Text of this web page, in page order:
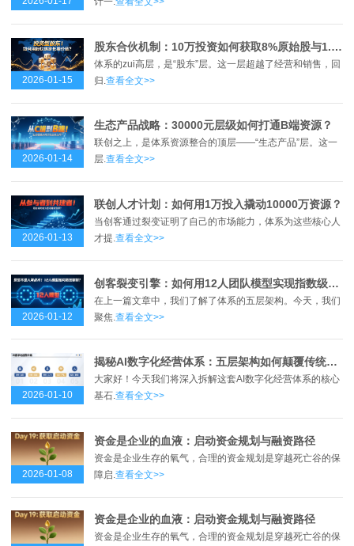
2026-01-15
股东合伙机制：10万投资如何获取8%原始股与1.2倍回报？
体系的zui高层，是“股东”层。这一层超越了经营和销售，回
归. 查看全文>>
2026-01-14
生态产品战略：30000元层级如何打通B端资源？
联创之上，是体系资源整合的顶层——“生态产品”层。这一
层.查看全文>>
2026-01-13
联创人才计划：如何用1万投入撬动10000万资源？
当创客通过裂变证明了自己的市场能力，体系为这些核心人
才提.查看全文>>
2026-01-12
创客裂变引擎：如何用12人团队模型实现指数级增长？
在上一篇文章中，我们了解了体系的五层架构。今天，我们
聚焦. 查看全文>>
2026-01-10
揭秘AI数字化经营体系：五层架构如何颠覆传统商业模式？
大家好！今天我们将深入拆解这套AI数字化经营体系的核心
基石.查看全文>>
2026-01-08
资金是企业的血液：启动资金规划与融资路径
资金是企业生存的氧气，合理的资金规划是穿越死亡谷的保
障启. 查看全文>>
资金是企业的血液：启动资金规划与融资路径
资金是企业生存的氧气，合理的资金规划是穿越死亡谷的保